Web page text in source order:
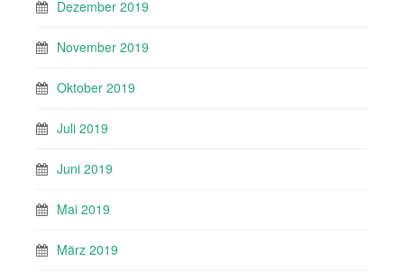
Dezember 2019
November 2019
Oktober 2019
Juli 2019
Juni 2019
Mai 2019
März 2019